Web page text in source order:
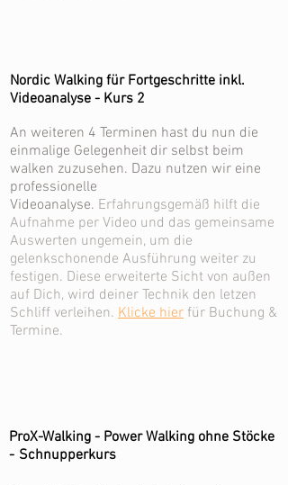
Nordic Walking für Fortgeschritte inkl.
Videoanalyse - Kurs 2
An weiteren 4 Terminen hast du nun die
einmalige Gelegenheit dir selbst beim
walken zuzusehen. Dazu nutzen wir eine
professionelle
Videoanalyse. Erfahrungsgemäß hilft die
Aufnahme per Video und das gemeinsame
Auswerten ungemein, um die
gelenkschonende Ausführung weiter zu
festigen. Diese erweiterte Sicht von außen
auf Dich, wird deiner Technik den letzen
Schliff verleihen. Klicke hier für Buchung &
Termine.
ProX-Walking - Power Walking ohne Stöcke
- Schnupperkurs